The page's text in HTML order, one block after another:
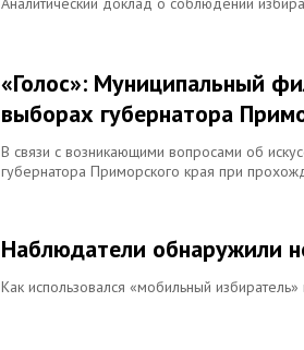
«Голос»: Муниципальный
выборах губернатора
В связи с возникающими вопросами об
губернатора Приморского края при
Наблюдатели обнаружили
Как использовался «мобильный